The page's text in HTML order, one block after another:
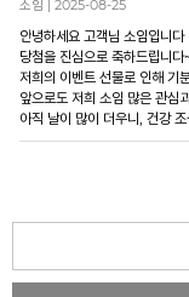
소임 | 2025-08-25
안녕하세요 고객님 소임입니
당첨을 진심으로 축하드립니다
저희의 이벤트 선물로 인해 기
앞으로도 저희 소임 많은 관심
아직 날이 많이 더우니, 건강